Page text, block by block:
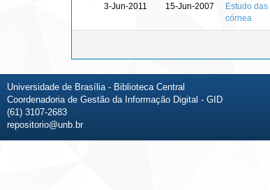
3-Jun-2011 15-Jun-2007
Estudo
córnea
Universidade de Brasília - Biblioteca Central
Coordenadoria de Gestão da Informação Digital - GID
(61) 3107-2683
repositorio@unb.br